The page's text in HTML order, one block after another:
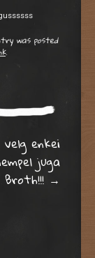
was posted
.
enkei
juga
Broth!!! →